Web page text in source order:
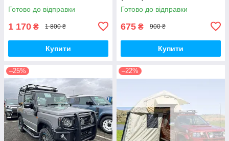
Готово до відправки
1 170 ₴ 1 800 ₴
Купити
Готово до відправки
675 ₴ 900 ₴
Купити
–25% –22%